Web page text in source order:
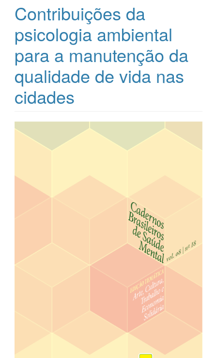
Contribuições da
psicologia ambiental
para a manutenção da
qualidade de vida nas
cidades
Barra
lateral
artigos